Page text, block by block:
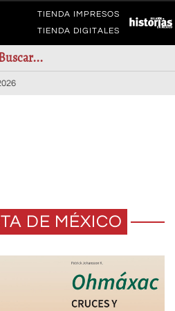
TIENDA IMPRESOS
TIENDA DIGITALES
DE MÉXICO